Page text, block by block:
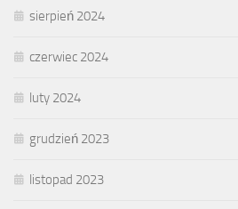
sierpień 2024
czerwiec 2024
luty 2024
grudzień 2023
listopad 2023